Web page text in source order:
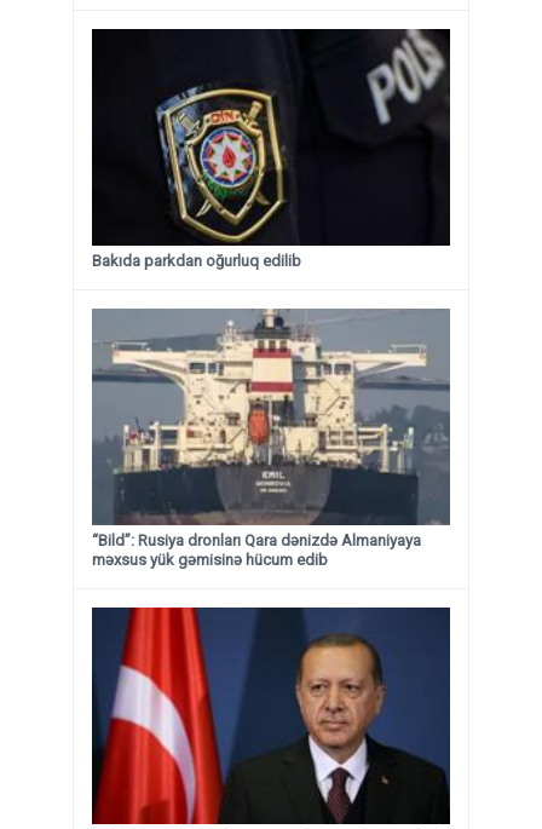
Bakıda parkdan oğurluq edilib
“Bild”: Rusiya dronları Qara dənizdə Almaniyaya
məxsus yük gəmisinə hücum edib